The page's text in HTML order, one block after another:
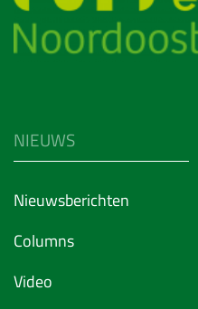
NIEUWS
Nieuwsberichten
Columns
Video